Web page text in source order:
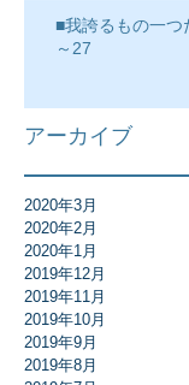
■我誇るもの一つ
～27
アーカイブ
2020年3月
2020年2月
2020年1月
2019年12月
2019年11月
2019年10月
2019年9月
2019年8月